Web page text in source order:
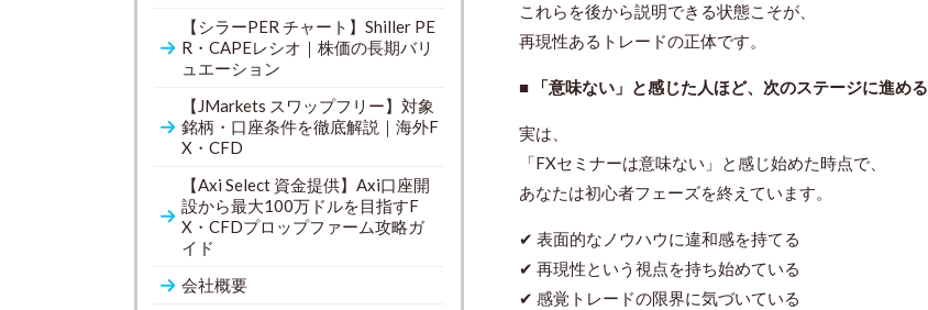
これらを後から説明できる状態こそが、
再現性あるトレードの正体です。
■ 「意味ない」と感じた人ほど、次のステージに進める
実は、
「FXセミナーは意味ない」と感じ始めた時点で、
あなたは初心者フェーズを終えています。
✔ 表面的なノウハウに違和感を持てる
✔ 再現性という視点を持ち始めている
✔ 感覚トレードの限界に気づいている
【シラーPER チャート】Shiller PE
R・CAPEレシオ｜株価の長期バリ
ュエーション
【JMarkets スワップフリー】対象
銘柄・口座条件を徹底解説｜海外F
X・CFD
【Axi Select 資金提供】Axi口座開
設から最大100万ドルを目指すF
X・CFDプロップファーム攻略ガ
イド
会社概要